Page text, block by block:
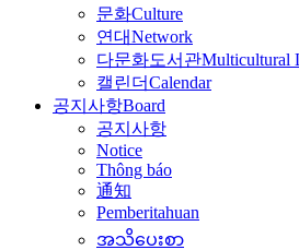
문화Culture
연대Network
다문화도서관Multicultural
캘린더Calendar
공지사항Board
공지사항
Notice
Thông báo
通知
Pemberitahuan
အသိပေးစာ